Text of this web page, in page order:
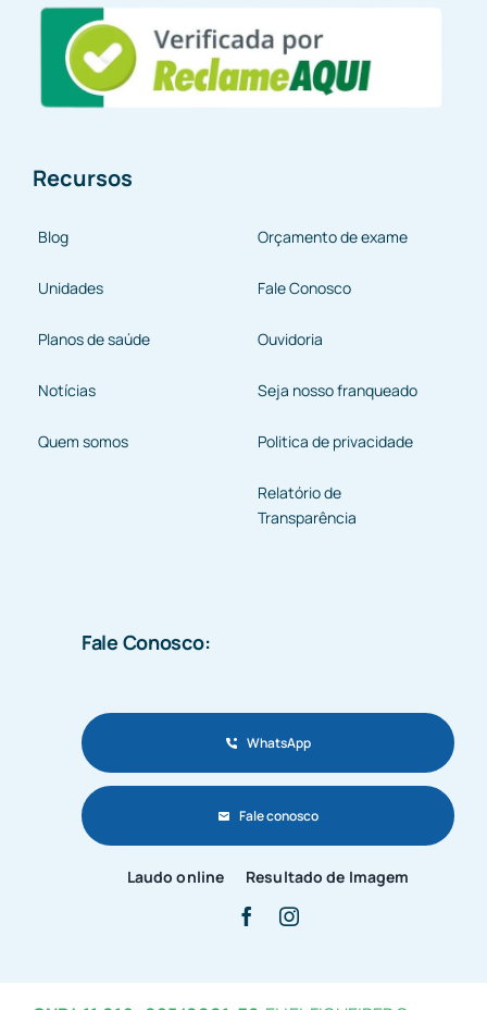
Recursos
Blog
Unidades
Planos de saúde
Notícias
Quem somos
Orçamento de exame
Fale Conosco
Ouvidoria
Seja nosso franqueado
Politica de privacidade
Relatório de
Transparência
Fale Conosco:
WhatsApp
Fale conosco
Laudo online Resultado de Imagem